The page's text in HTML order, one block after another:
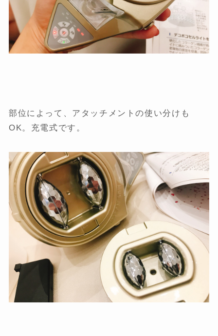
部位によって、アタッチメントの使い分けも
OK。充電式です。